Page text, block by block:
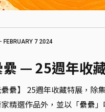
FEBRUARY 7 2024
纍 — 25週年收
纍】 25週年收藏特展，除
精選作品外，並以「纍纍